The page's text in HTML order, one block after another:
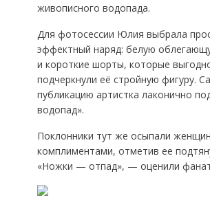
живописного водопада.
Для фотосессии Юлия выбрала
эффектный наряд: белую
и короткие шорты, которые
подчеркнули её стройную фигуру.
публикацию артистка лаконично
водопад».
Поклонники тут же осыпали
комплиментами, отметив ее
«Ножки — отпад», — оценили